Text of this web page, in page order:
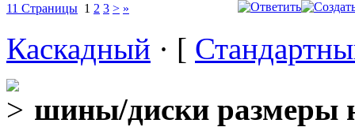
11 Страницы 1 2 3 > »
Каскадный · [
шины/диски размеры